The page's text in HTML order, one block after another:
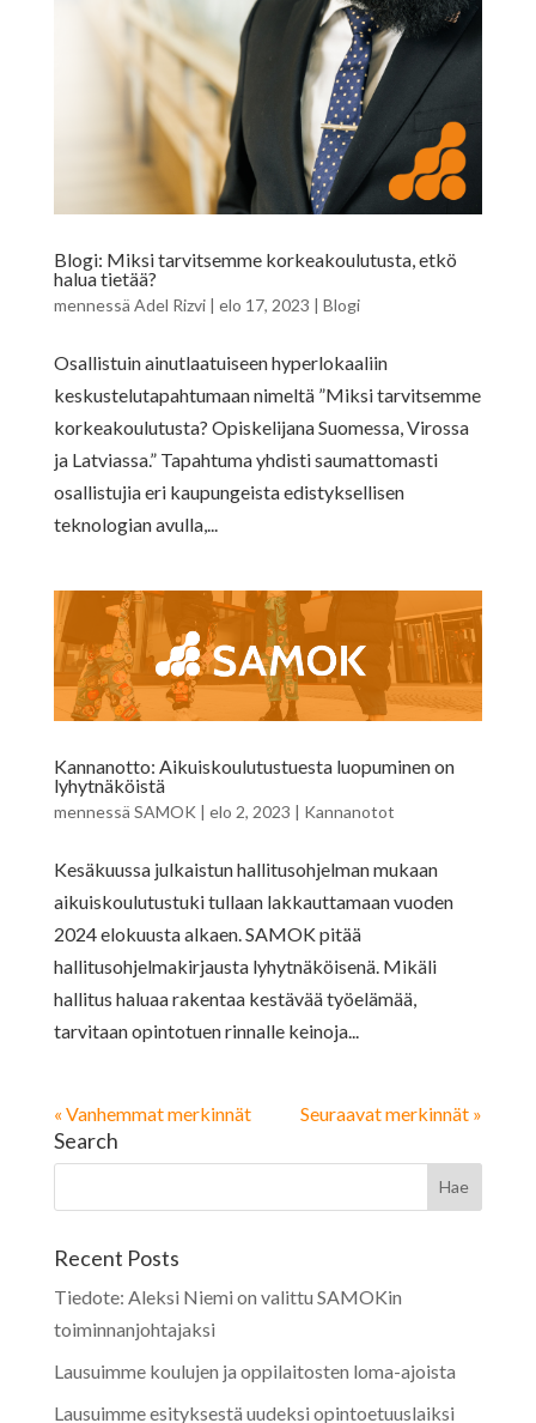
Blogi: Miksi tarvitsemme korkeakoulutusta, etkö
halua tietää?
mennessä Adel Rizvi| elo 17, 2023 | Blogi
Osallistuin ainutlaatuiseen hyperlokaaliin
keskustelutapahtumaan nimeltä ”Miksi tarvitsemme
korkeakoulutusta? Opiskelijana Suomessa, Virossa
ja Latviassa.” Tapahtuma yhdisti saumattomasti
osallistujia eri kaupungeista edistyksellisen
teknologian avulla,...
Kannanotto: Aikuiskoulutustuesta luopuminen on
lyhytnäköistä
mennessä SAMOK | elo 2, 2023 | Kannanotot
Kesäkuussa julkaistun hallitusohjelman mukaan
aikuiskoulutustuki tullaan lakkauttamaan vuoden
2024 elokuusta alkaen. SAMOK pitää
hallitusohjelmakirjausta lyhytnäköisenä. Mikäli
hallitus haluaa rakentaa kestävää työelämää,
tarvitaan opintotuen rinnalle keinoja...
« Vanhemmat merkinnät Seuraavat merkinnät »
Search
Recent Posts
Tiedote: Aleksi Niemi on valittu SAMOKin
toiminnanjohtajaksi
Lausuimme koulujen ja oppilaitosten loma-ajoista
Lausuimme esityksestä uudeksi opintoetuuslaiksi